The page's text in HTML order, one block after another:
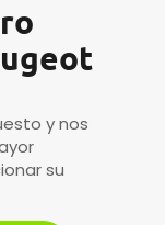
y nos
su